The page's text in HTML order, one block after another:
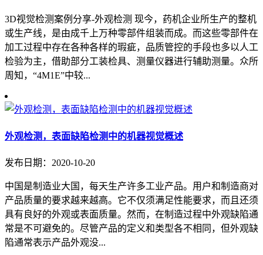
3D视觉检测案例分享-外观检测 现今，药机企业所生产的整机
或生产线，是由成千上万种零部件组装而成。而这些零部件在
加工过程中存在各种各样的瑕疵，品质管控的手段也多以人工
检验为主，借助部分工装检具、测量仪器进行辅助测量。众所
周知，“4M1E”中较...
外观检测，表面缺陷检测中的机器视觉概述
发布日期：2020-10-20
中国是制造业大国，每天生产许多工业产品。用户和制造商对
产品质量的要求越来越高。它不仅须满足性能要求，而且还须
具有良好的外观或表面质量。然而，在制造过程中外观缺陷通
常是不可避免的。尽管产品的定义和类型各不相同，但外观缺
陷通常表示产品外观没...